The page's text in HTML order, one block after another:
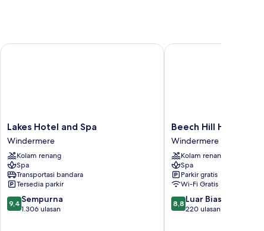
Lakes
Hotel
and
Spa
Windermere
Lakes Hotel and Spa
Windermere
Kolam renang
Spa
Transportasi bandara
Tersedia parkir
9.4
dari
9,4 Sempurna
1.306 ulasan
Lakes Hotel and Spa
Beech
Hill
Hotel
&
Spa
Windermere
Beech Hill Hotel &
Windermere
Kolam renang
Spa
Parkir gratis
Wi-Fi Gratis
8.8
dari
8,8 Luar Biasa
220 ulasan
Beech Hill Hotel & Spa